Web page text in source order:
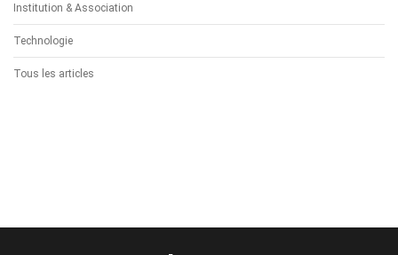
Institution & Association
Technologie
Tous les articles